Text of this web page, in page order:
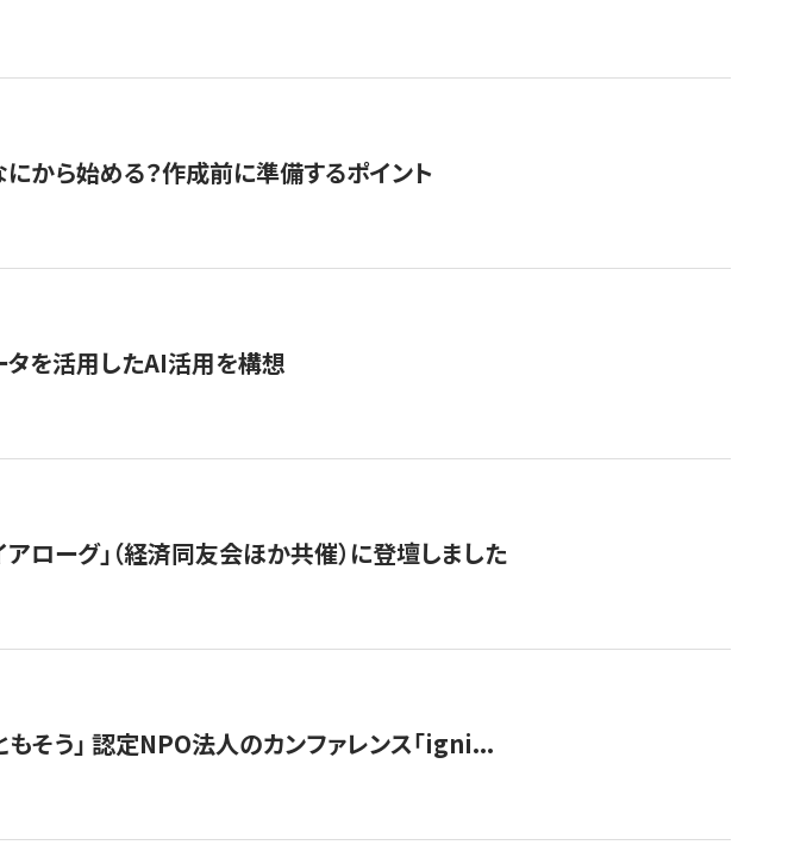
から始める？作成前に準備するポイント
タを活用したAI活用を構想
ローグ」（経済同友会ほか共催）に登壇しました
そう」 認定NPO法人のカンファレンス「igni...